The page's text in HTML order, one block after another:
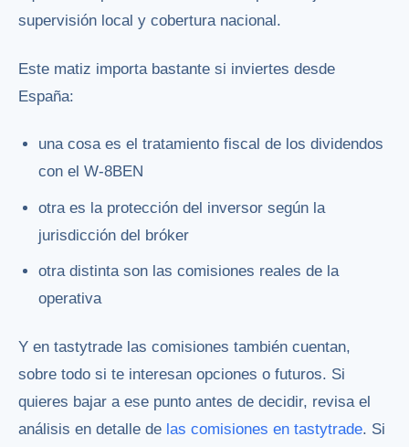
supervisión local y cobertura nacional.
Este matiz importa bastante si inviertes desde
España:
una cosa es el tratamiento fiscal de los dividendos
con el W-8BEN
otra es la protección del inversor según la
jurisdicción del bróker
otra distinta son las comisiones reales de la
operativa
Y en tastytrade las comisiones también cuentan,
sobre todo si te interesan opciones o futuros. Si
quieres bajar a ese punto antes de decidir, revisa el
análisis en detalle de las comisiones en tastytrade. Si